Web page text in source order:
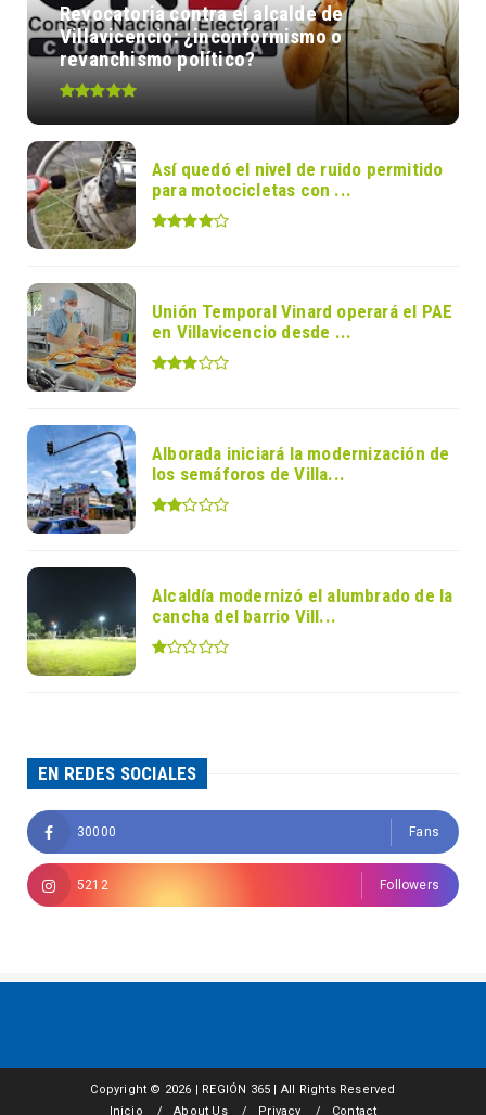
Revocatoria contra el alcalde de
Villavicencio: ¿inconformismo o
revanchismo político?
Así quedó el nivel de ruido permitido
para motocicletas con ...
Unión Temporal Vinard operará el PAE
en Villavicencio desde ...
Alborada iniciará la modernización de
los semáforos de Villa...
Alcaldía modernizó el alumbrado de la
cancha del barrio Vill...
EN REDES SOCIALES
30000 Fans
5212 Followers
Copyright © 2026 | REGIÓN 365 | All Rights Reserved
Inicio
About Us Privacy Contact